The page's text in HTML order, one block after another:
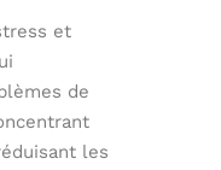
et
de
les